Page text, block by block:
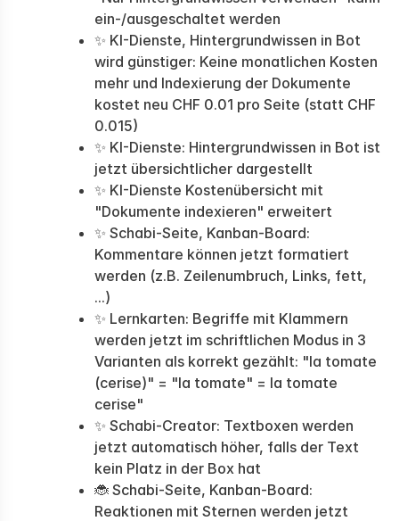
ein-/ausgeschaltet werden
✨ KI-Dienste, Hintergrundwissen in Bot
wird günstiger: Keine monatlichen Kosten
mehr und Indexierung der Dokumente
kostet neu CHF 0.01 pro Seite (statt CHF
0.015)
✨ KI-Dienste: Hintergrundwissen in Bot ist
jetzt übersichtlicher dargestellt
✨ KI-Dienste Kostenübersicht mit
"Dokumente indexieren" erweitert
✨ Schabi-Seite, Kanban-Board:
Kommentare können jetzt formatiert
werden (z.B. Zeilenumbruch, Links, fett,
...)
✨ Lernkarten: Begriffe mit Klammern
werden jetzt im schriftlichen Modus in 3
Varianten als korrekt gezählt: "la tomate
(cerise)" = "la tomate" = la tomate
cerise"
✨ Schabi-Creator: Textboxen werden
jetzt automatisch höher, falls der Text
kein Platz in der Box hat
🐞 Schabi-Seite, Kanban-Board:
Reaktionen mit Sternen werden jetzt